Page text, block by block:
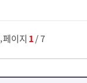
,페이지 1/ 7